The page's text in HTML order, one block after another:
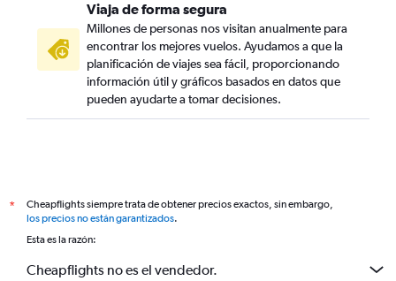
Viaja de forma segura
Millones de personas nos visitan anualmente para
encontrar los mejores vuelos. Ayudamos a que la
planificación de viajes sea fácil, proporcionando
información útil y gráficos basados en datos que
pueden ayudarte a tomar decisiones.
*
Cheapflights siempre trata de obtener precios exactos, sin embargo,
los precios no están garantizados.
Esta es la razón:
Cheapflights no es el vendedor.